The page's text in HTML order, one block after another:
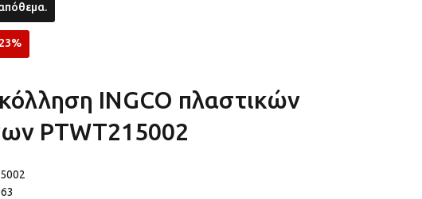
INGCO πλαστικών
PTWT215002